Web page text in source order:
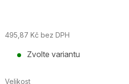
495,87 Kč bez DPH
cena:
Zvolte variantu
Velikost